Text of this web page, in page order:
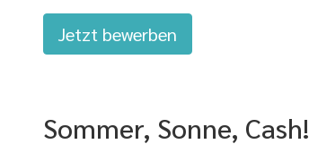
Jetzt bewerben
Sommer, Sonne, Cash!